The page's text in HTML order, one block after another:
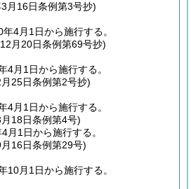
月16日条例第3号抄)
4月1日から施行する。
月20日条例第69号抄)
4月1日から施行する。
25日条例第2号抄)
4月1日から施行する。
18日条例第4号)
月1日から施行する。
16日条例第29号)
10月1日から施行する。